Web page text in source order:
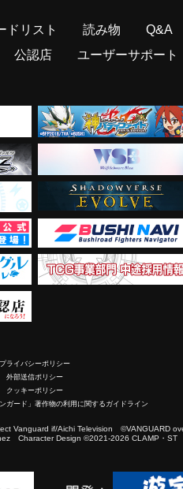
ドリスト 読み物 Q&A
公認店 ユーザーサポート
プライバシーポリシー
外部送信ポリシー
クッキーポリシー
ガード」著作物の利用に関するガイドライン
if/Aichi Television ©VANGUARD
Character Design ©2021-2026 CLAMP・ST